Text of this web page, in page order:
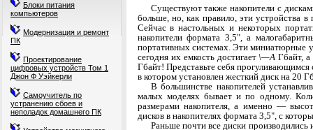
Блоки питания
компьютеров
Модернизация и ремонт
ПК
Проектирование
цифровых устройств Том 1
Джон Ф Уэйкерли
Самоучитель по
устранению сбоев и
неполадок домашнего ПК
Существуют также накопители с
больше, но, как правило, эти устройства
Сей­час в настольных и некоторых
накопители формата 3,5", а
портативных сис­темах. Эти миниатюрные
сегодня их емкость достигает \—АГбайт, а
Гбайт! Представьте себя
в котором установлен же­сткий диск на 20
В большинстве накопителей
малых моделях бывает и по одному.
размерами на­копителя, а именно —
дисков в накопителях формата 3,5", с
Раньше почти все диски